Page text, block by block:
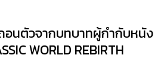
ถอนตัวจากบทบาทผู้กำกับหนัง
WORLD REBIRTH